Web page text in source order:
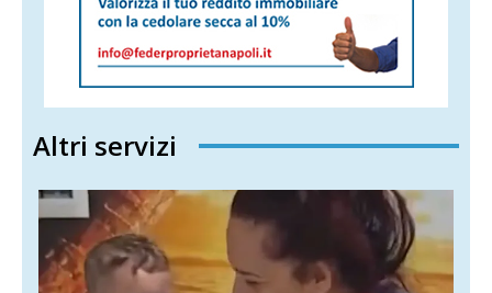
Altri servizi